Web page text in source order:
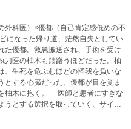
外科医）×優都（自己肯定感低めの不
た優都。救急搬送され、手術を受け
刀医の柚木も躊躇うほどだった。柚
、生死を危ぶむほどの怪我を負いな
とする心臓だった。優都が目を覚ま
柚木に抱く。 医師と患者にすぎな
うとする選択を取っていく、サイコ
両論千差万別ハッピーエンドで